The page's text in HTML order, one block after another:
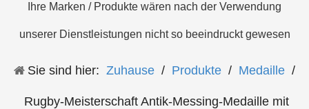
Ihre Marken / Produkte wären nach der Verwendung
unserer Dienstleistungen nicht so beeindruckt gewesen
Sie sind hier: Zuhause / Produkte / Medaille /
Rugby-Meisterschaft Antik-Messing-Medaille mit